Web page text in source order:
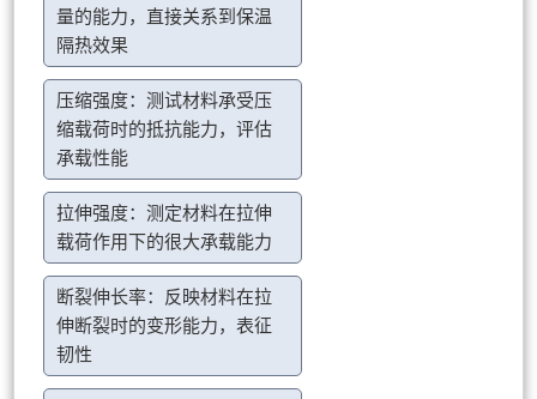
量的能力，直接关系到保温
隔热效果
压缩强度：测试材料承受压
缩载荷时的抵抗能力，评估
承载性能
拉伸强度：测定材料在拉伸
载荷作用下的很大承载能力
断裂伸长率：反映材料在拉
伸断裂时的变形能力，表征
韧性